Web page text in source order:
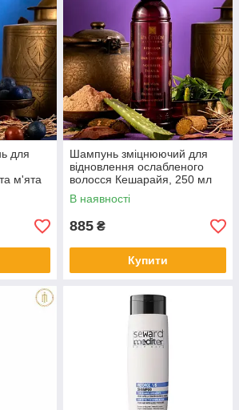
для
м'ята
Шампунь зміцнюючий для
відновлення ослабленого
волосся Кешарайя, 250 мл
SPA Ceylon
В наявності
885 ₴
Купити